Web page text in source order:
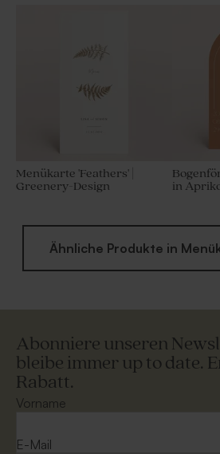
Antwortkarte in sanftem
Menükarte 'Feathers' |
Greenery-Design
in
Ähnliche Produkte in
Abonniere unseren
bleibe immer up to date.
Rabatt.
Vorname
E-Mail